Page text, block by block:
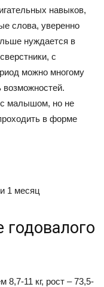
навыков,
слова, уверенно
нуждается в
с
можно многому
возможностей.
с малышом, но не
в форме
1 месяц
годовалого
8,7-11 кг, рост – 73,5-